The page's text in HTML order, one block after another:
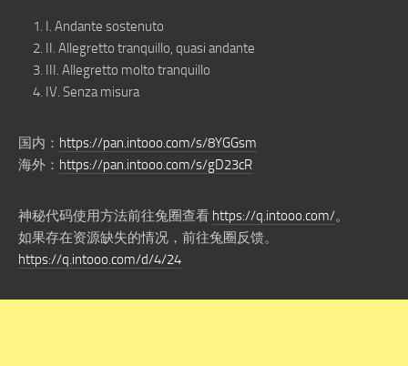
I. Andante sostenuto
II. Allegretto tranquillo, quasi andante
III. Allegretto molto tranquillo
IV. Senza misura
国内： https://pan.intooo.com/s/8YGGsm
海外： https://pan.intooo.com/s/gD23cR
神秘代码使用方法前往兔圈查看 https://q.intooo.com/。
如果存在资源缺失的情况，前往兔圈反馈。
https://q.intooo.com/d/4/24